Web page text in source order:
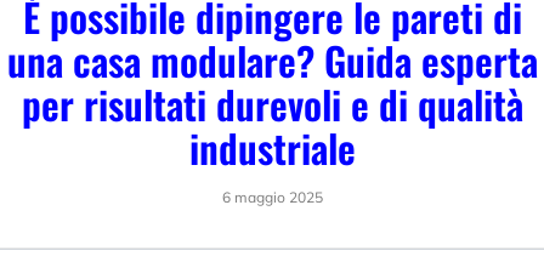
È possibile dipingere le pareti di
una casa modulare? Guida esperta
per risultati durevoli e di qualità
industriale
6 maggio 2025